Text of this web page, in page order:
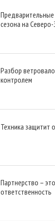
сезона на
Разбор
контролем
Техника защитит
Партнерство –
ответственность